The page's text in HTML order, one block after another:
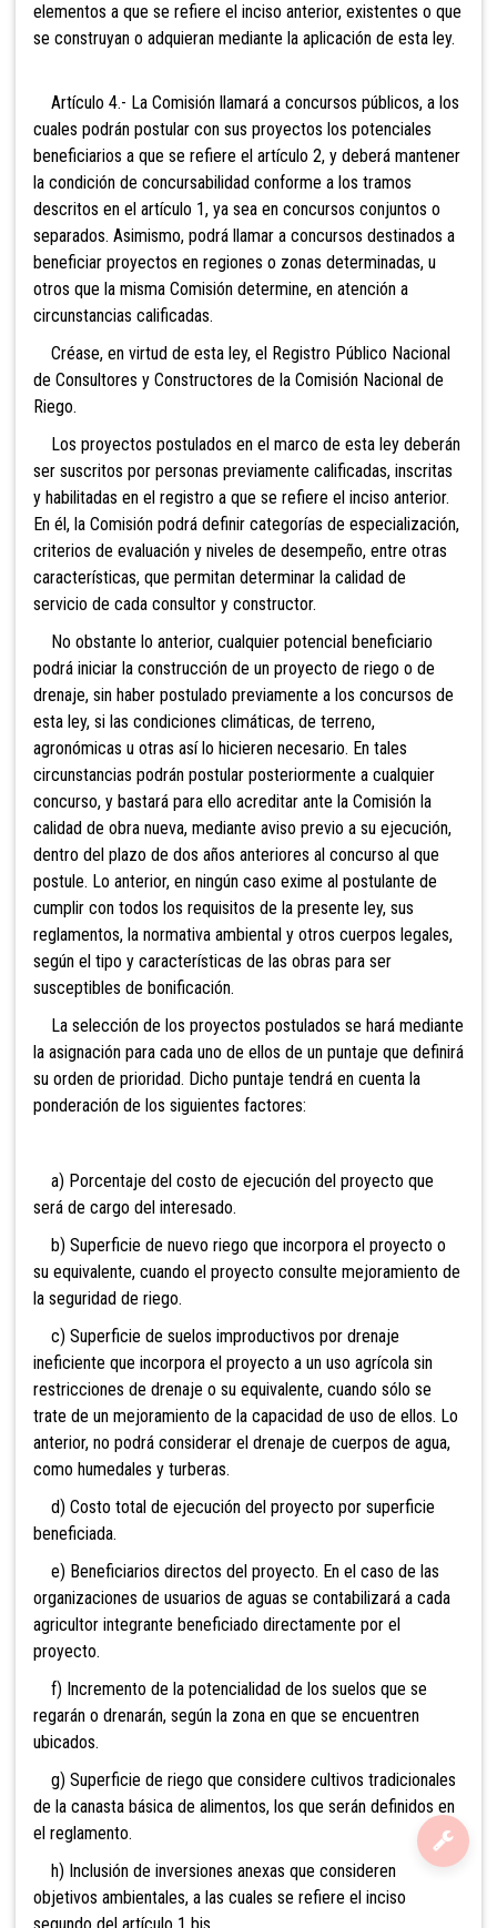
elementos a que se refiere el inciso anterior, existentes o que
se construyan o adquieran mediante la aplicación de esta ley.
Artículo 4.- La Comisión llamará a concursos públicos, a los
cuales podrán postular con sus proyectos los potenciales
beneficiarios a que se refiere el artículo 2, y deberá mantener
la condición de concursabilidad conforme a los tramos
descritos en el artículo 1, ya sea en concursos conjuntos o
separados. Asimismo, podrá llamar a concursos destinados a
beneficiar proyectos en regiones o zonas determinadas, u
otros que la misma Comisión determine, en atención a
circunstancias calificadas.
Créase, en virtud de esta ley, el Registro Público Nacional
de Consultores y Constructores de la Comisión Nacional de
Riego.
Los proyectos postulados en el marco de esta ley deberán
ser suscritos por personas previamente calificadas, inscritas
y habilitadas en el registro a que se refiere el inciso anterior.
En él, la Comisión podrá definir categorías de especialización,
criterios de evaluación y niveles de desempeño, entre otras
características, que permitan determinar la calidad de
servicio de cada consultor y constructor.
No obstante lo anterior, cualquier potencial beneficiario
podrá iniciar la construcción de un proyecto de riego o de
drenaje, sin haber postulado previamente a los concursos de
esta ley, si las condiciones climáticas, de terreno,
agronómicas u otras así lo hicieren necesario. En tales
circunstancias podrán postular posteriormente a cualquier
concurso, y bastará para ello acreditar ante la Comisión la
calidad de obra nueva, mediante aviso previo a su ejecución,
dentro del plazo de dos años anteriores al concurso al que
postule. Lo anterior, en ningún caso exime al postulante de
cumplir con todos los requisitos de la presente ley, sus
reglamentos, la normativa ambiental y otros cuerpos legales,
según el tipo y características de las obras para ser
susceptibles de bonificación.
La selección de los proyectos postulados se hará mediante
la asignación para cada uno de ellos de un puntaje que definirá
su orden de prioridad. Dicho puntaje tendrá en cuenta la
ponderación de los siguientes factores:
a) Porcentaje del costo de ejecución del proyecto que
será de cargo del interesado.
b) Superficie de nuevo riego que incorpora el proyecto o
su equivalente, cuando el proyecto consulte mejoramiento de
la seguridad de riego.
c) Superficie de suelos improductivos por drenaje
ineficiente que incorpora el proyecto a un uso agrícola sin
restricciones de drenaje o su equivalente, cuando sólo se
trate de un mejoramiento de la capacidad de uso de ellos. Lo
anterior, no podrá considerar el drenaje de cuerpos de agua,
como humedales y turberas.
d) Costo total de ejecución del proyecto por superficie
beneficiada.
e) Beneficiarios directos del proyecto. En el caso de las
organizaciones de usuarios de aguas se contabilizará a cada
agricultor integrante beneficiado directamente por el
proyecto.
f) Incremento de la potencialidad de los suelos que se
regarán o drenarán, según la zona en que se encuentren
ubicados.
g) Superficie de riego que considere cultivos tradicionales
de la canasta básica de alimentos, los que serán definidos en
el reglamento.
h) Inclusión de inversiones anexas que consideren
objetivos ambientales, a las cuales se refiere el inciso